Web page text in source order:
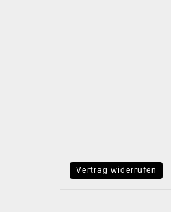
Vertrag widerrufen